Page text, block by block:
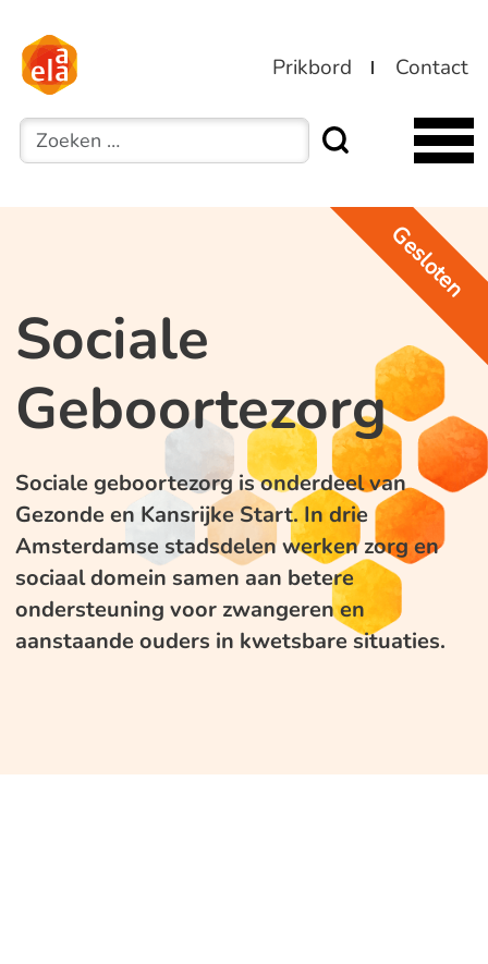
Prikbord Contact
Zoeken
Gesloten
Sociale
Geboortezorg
Sociale geboortezorg is onderdeel van
Gezonde en Kansrijke Start. In drie
Amsterdamse stadsdelen werken zorg en
sociaal domein samen aan betere
ondersteuning voor zwangeren en
aanstaande ouders in kwetsbare situaties.